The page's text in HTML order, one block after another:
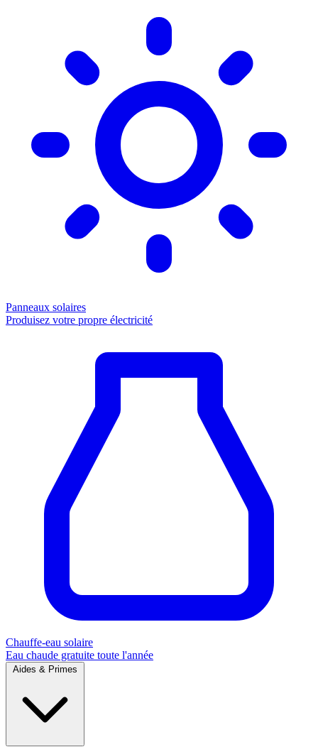
Panneaux solaires
Produisez votre propre électricité
Chauffe-eau solaire
Eau chaude gratuite toute l'année